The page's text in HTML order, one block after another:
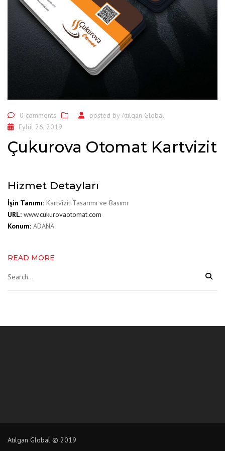
0 comments posted by Atılgan Global
Eylül 26, 2019
Çukurova Otomat Kartvizit
Hizmet Detayları
İşin Tanımı: Kartvizit Tasarımı ve Basımı
URL: www.cukurovaotomat.com
Konum: ADANA
READ MORE
Atılgan Global © 2019